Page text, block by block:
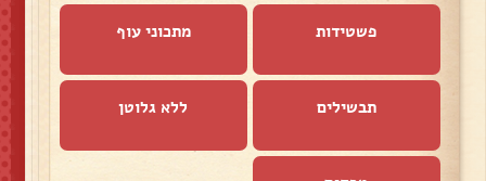
פשטידות מתכוני עוף
תבשילים ללא גלוטן